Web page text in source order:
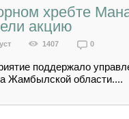
хребте
акцию
1407 0
поддержало
Жамбылской области....